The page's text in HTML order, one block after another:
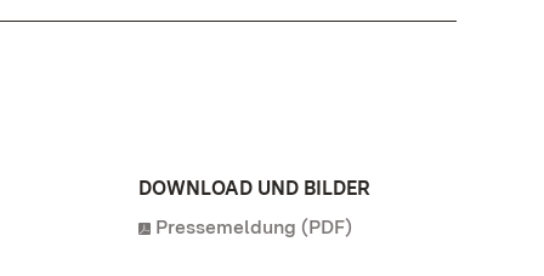
DOWNLOAD UND BILDER
Pressemeldung (PDF)